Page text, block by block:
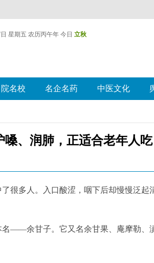
星期五 农历丙午年 今日 立秋
名校 名企名药 中医文化
嗓、润肺，正适合老年人吃
很多人。入口酸涩，咽下后却慢慢泛起
名——余甘子。它又名余甘果、庵摩勒、